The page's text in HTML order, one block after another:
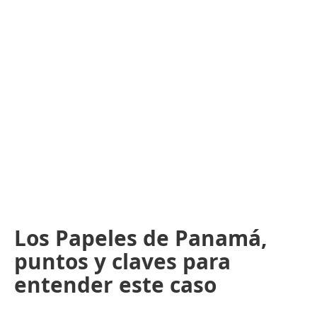
Los Papeles de Panamá,
puntos y claves para
entender este caso